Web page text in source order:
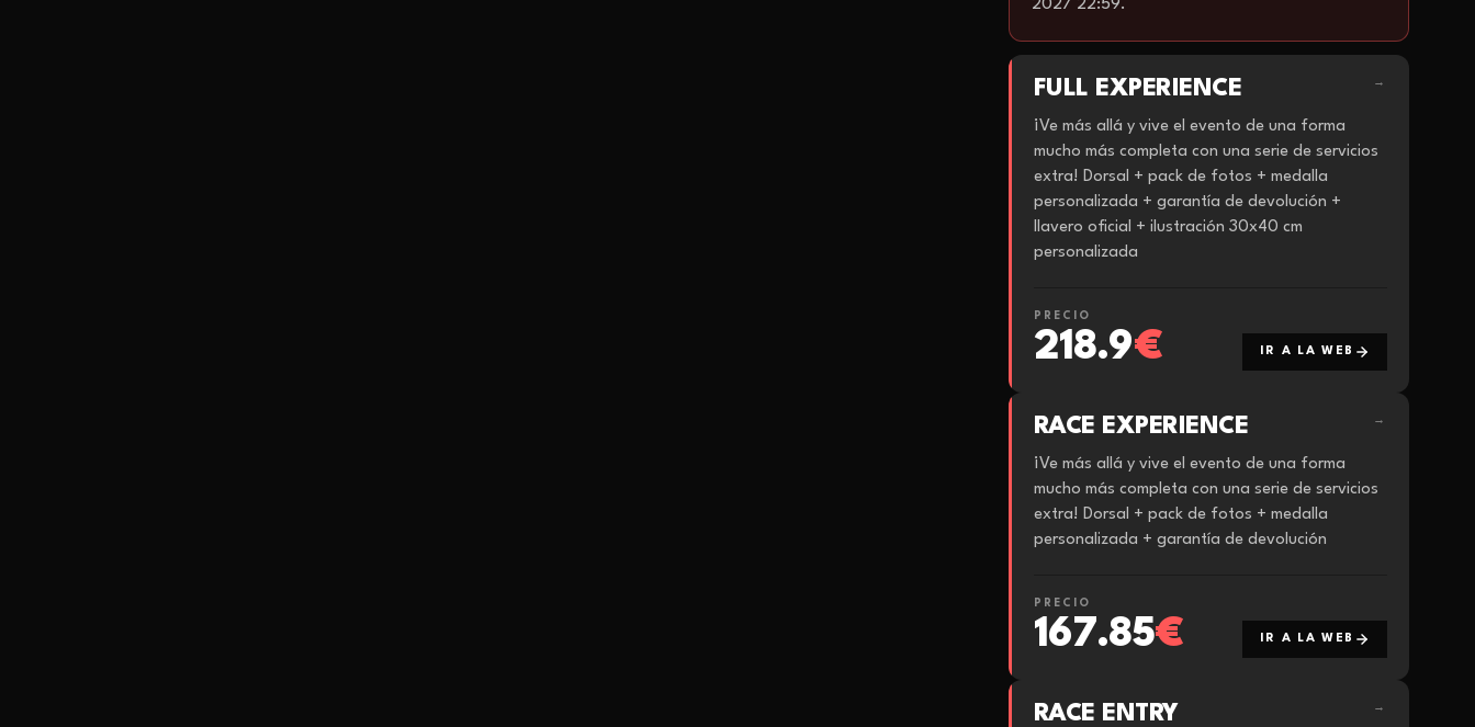
2027 22:59.
FULL EXPERIENCE →
¡Ve más allá y vive el evento de una forma
mucho más completa con una serie de servicios
extra! Dorsal + pack de fotos + medalla
personalizada + garantía de devolución +
llavero oficial + ilustración 30x40 cm
personalizada
PRECIO
218.9€ IR A LA WEB
RACE EXPERIENCE →
¡Ve más allá y vive el evento de una forma
mucho más completa con una serie de servicios
extra! Dorsal + pack de fotos + medalla
personalizada + garantía de devolución
PRECIO
167.85€ IR A LA WEB
RACE ENTRY →